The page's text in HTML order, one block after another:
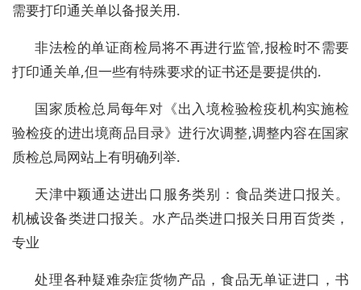
需要打印通关单以备报关用.
非法检的单证商检局将不再进行监管,报检时不需要
打印通关单,但一些有特殊要求的证书还是要提供的.
国家质检总局每年对《出入境检验检疫机构实施检
验检疫的进出境商品目录》进行次调整,调整内容在国家
质检总局网站上有明确列举.
天津中颖通达进出口服务类别：食品类进口报关。
机械设备类进口报关。水产品类进口报关日用百货类，
专业
处理各种疑难杂症货物产品，食品无单证进口，书